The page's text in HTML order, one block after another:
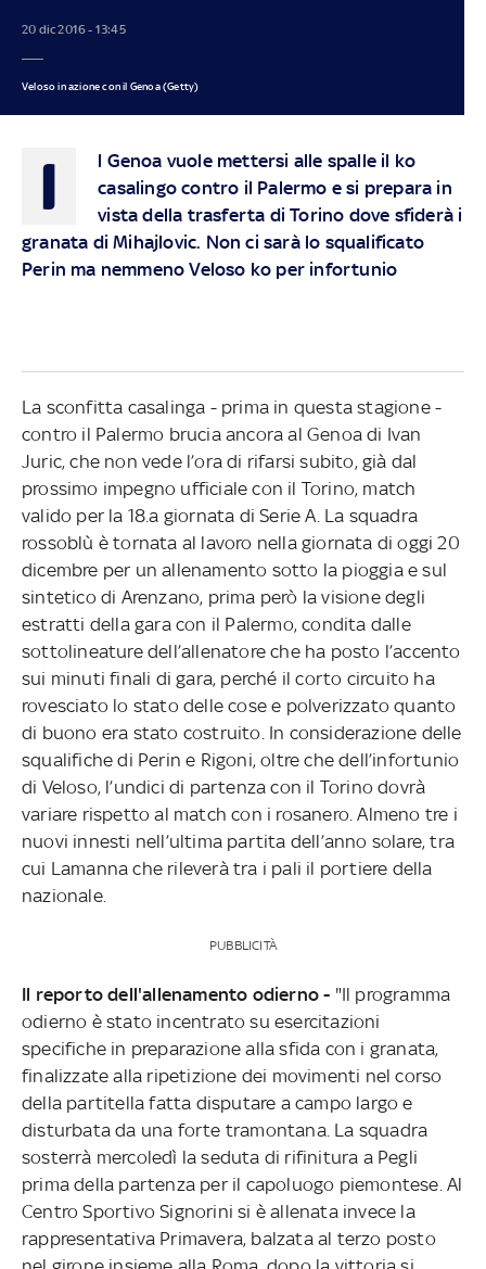
20 dic 2016 - 13:45
Veloso in azione con il Genoa (Getty)
I
l Genoa vuole mettersi alle spalle il ko
casalingo contro il Palermo e si prepara in
vista della trasferta di Torino dove sfiderà i
granata di Mihajlovic. Non ci sarà lo squalificato
Perin ma nemmeno Veloso ko per infortunio
La sconfitta casalinga - prima in questa stagione -
contro il Palermo brucia ancora al Genoa di Ivan
Juric, che non vede l’ora di rifarsi subito, già dal
prossimo impegno ufficiale con il Torino, match
valido per la 18.a giornata di Serie A. La squadra
rossoblù è tornata al lavoro nella giornata di oggi 20
dicembre per un allenamento sotto la pioggia e sul
sintetico di Arenzano, prima però la visione degli
estratti della gara con il Palermo, condita dalle
sottolineature dell’allenatore che ha posto l’accento
sui minuti finali di gara, perché il corto circuito ha
rovesciato lo stato delle cose e polverizzato quanto
di buono era stato costruito. In considerazione delle
squalifiche di Perin e Rigoni, oltre che dell’infortunio
di Veloso, l’undici di partenza con il Torino dovrà
variare rispetto al match con i rosanero. Almeno tre i
nuovi innesti nell’ultima partita dell’anno solare, tra
cui Lamanna che rileverà tra i pali il portiere della
nazionale.
PUBBLICITÀ
Il reporto dell'allenamento odierno - "Il programma
odierno è stato incentrato su esercitazioni
specifiche in preparazione alla sfida con i granata,
finalizzate alla ripetizione dei movimenti nel corso
della partitella fatta disputare a campo largo e
disturbata da una forte tramontana. La squadra
sosterrà mercoledì la seduta di rifinitura a Pegli
prima della partenza per il capoluogo piemontese. Al
Centro Sportivo Signorini si è allenata invece la
rappresentativa Primavera, balzata al terzo posto